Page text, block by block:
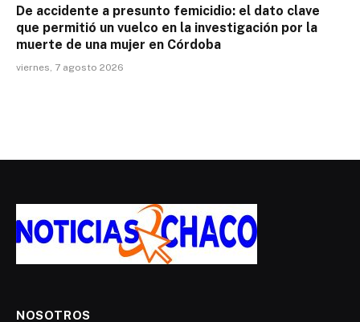
De accidente a presunto femicidio: el dato clave
que permitió un vuelco en la investigación por la
muerte de una mujer en Córdoba
viernes, 7 agosto 2026
NOSOTROS